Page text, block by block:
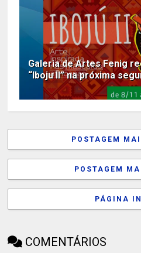
Galeria de Artes Fenig
“Iboju II” na próxima
POSTAGEM
POSTAGEM
PÁGINA
COMENTÁRIOS